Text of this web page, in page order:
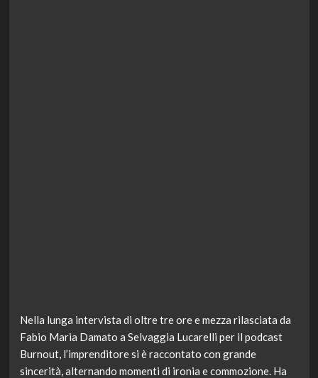
Nella lunga intervista di oltre tre ore e mezza rilasciata da
Fabio Maria Damato a Selvaggia Lucarelli per il podcast
Burnout, l’imprenditore si è raccontato con grande
sincerità, alternando momenti di ironia e commozione. Ha